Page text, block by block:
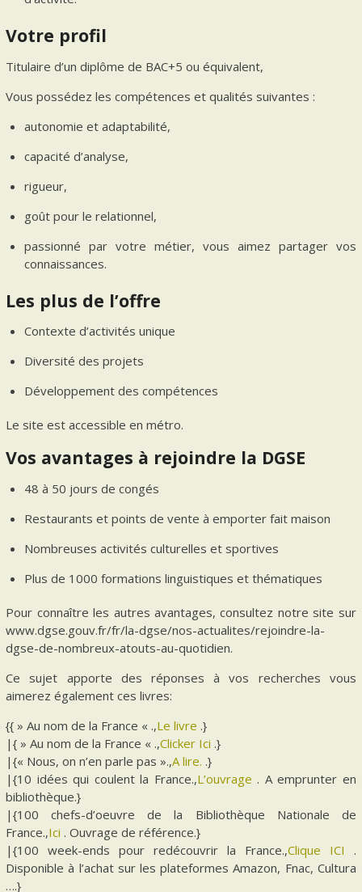
Votre profil
Titulaire d’un diplôme de BAC+5 ou équivalent,
Vous possédez les compétences et qualités suivantes :
autonomie et adaptabilité,
capacité d’analyse,
rigueur,
goût pour le relationnel,
passionné par votre métier, vous aimez partager vos
connaissances.
Les plus de l’offre
Contexte d’activités unique
Diversité des projets
Développement des compétences
Le site est accessible en métro.
Vos avantages à rejoindre la DGSE
48 à 50 jours de congés
Restaurants et points de vente à emporter fait maison
Nombreuses activités culturelles et sportives
Plus de 1000 formations linguistiques et thématiques
Pour connaître les autres avantages, consultez notre site sur
www.dgse.gouv.fr/fr/la-dgse/nos-actualites/rejoindre-la-
dgse-de-nombreux-atouts-au-quotidien.
Ce sujet apporte des réponses à vos recherches vous
aimerez également ces livres:
{{ » Au nom de la France « .,Le livre .}
|{ » Au nom de la France « .,Clicker Ici .}
|{« Nous, on n’en parle pas ».,A lire. .}
|{10 idées qui coulent la France.,L’ouvrage . A emprunter en
bibliothèque.}
|{100 chefs-d’oeuvre de la Bibliothèque Nationale de
France.,Ici . Ouvrage de référence.}
|{100 week-ends pour redécouvrir la France.,Clique ICI .
Disponible à l’achat sur les plateformes Amazon, Fnac, Cultura
….}